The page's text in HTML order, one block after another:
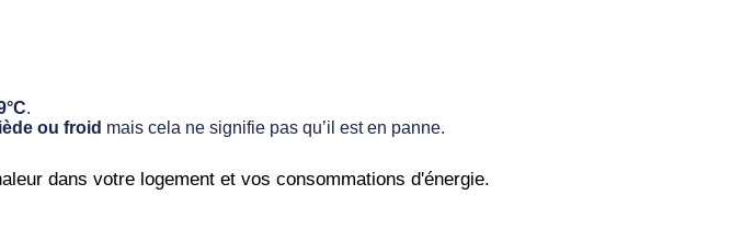
.
ou froid mais cela ne signifie pas qu’il est en panne.
dans votre logement et vos consommations d'énergie.